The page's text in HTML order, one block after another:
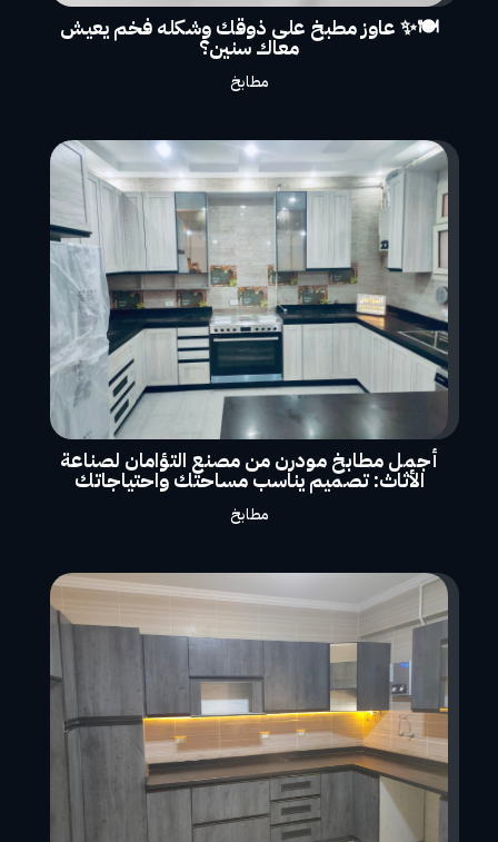
🍽️✨ عاوز مطبخ على ذوقك وشكله فخم يعيش
معاك سنين؟
مطابخ
أجمل مطابخ مودرن من مصنع التؤامان لصناعة
الأثاث: تصميم يناسب مساحتك واحتياجاتك
مطابخ